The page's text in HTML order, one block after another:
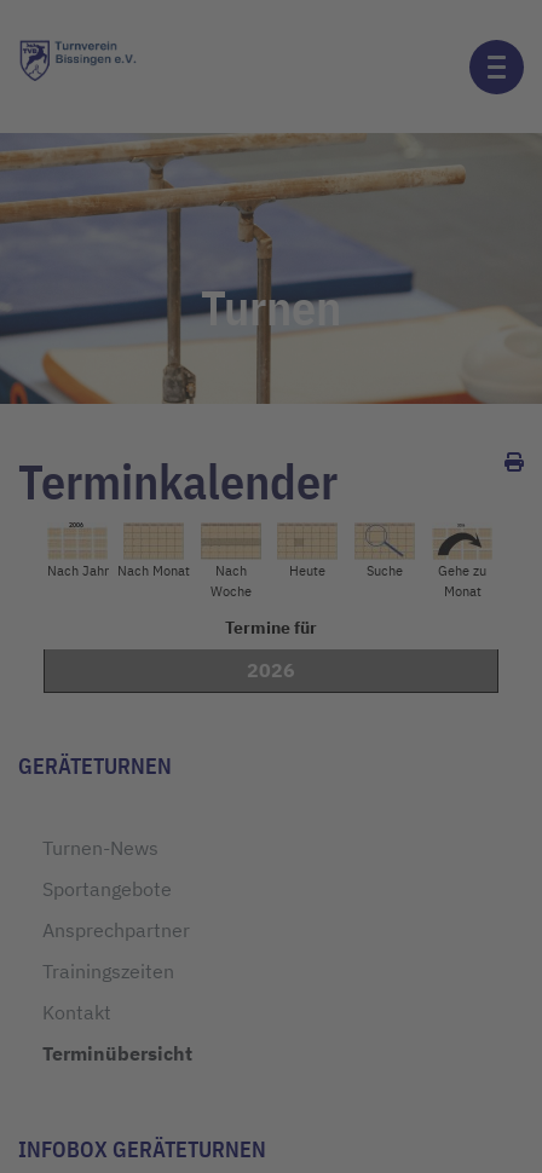
Turnen
Terminkalender
Nach Jahr Nach Monat
Nach
Woche
Heute Suche
Gehe zu
Monat
Termine für
2026
GERÄTETURNEN
Turnen-News
Sportangebote
Ansprechpartner
Trainingszeiten
Kontakt
Terminübersicht
INFOBOX GERÄTETURNEN